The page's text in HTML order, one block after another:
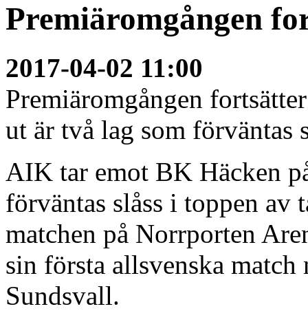
Premiäromgången
2017-04-02 11:00
Premiäromgången
ut är två lag som förväntas
AIK tar emot BK Häcken
förväntas slåss i toppen av
matchen på Norrporten
sin första allsvenska
Sundsvall.